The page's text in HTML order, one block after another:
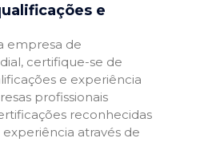
e
empresa de
certifique-se de
e experiência
profissionais
reconhecidas
através de